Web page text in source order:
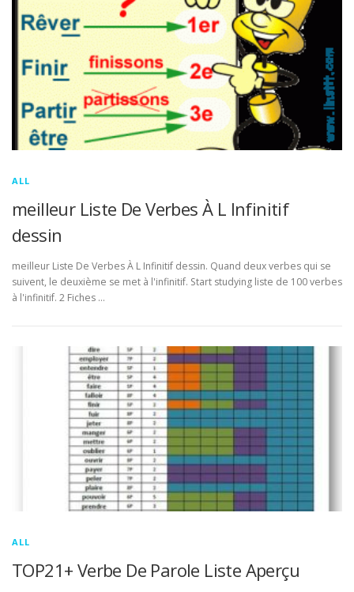
ALL
meilleur Liste De Verbes À L Infinitif
dessin
meilleur Liste De Verbes À L Infinitif dessin. Quand deux verbes qui se
suivent, le deuxième se met à l'infinitif. Start studying liste de 100 verbes
à l'infinitif. 2 Fiches …
ALL
TOP21+ Verbe De Parole Liste Aperçu